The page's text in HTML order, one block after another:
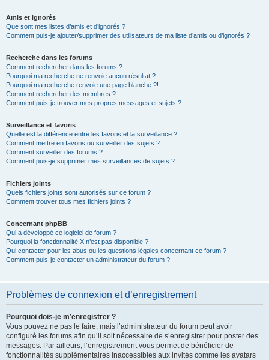
Amis et ignorés
Que sont mes listes d’amis et d’ignorés ?
Comment puis-je ajouter/supprimer des utilisateurs de ma liste d’amis ou d’ignorés ?
Recherche dans les forums
Comment rechercher dans les forums ?
Pourquoi ma recherche ne renvoie aucun résultat ?
Pourquoi ma recherche renvoie une page blanche ?!
Comment rechercher des membres ?
Comment puis-je trouver mes propres messages et sujets ?
Surveillance et favoris
Quelle est la différence entre les favoris et la surveillance ?
Comment mettre en favoris ou surveiller des sujets ?
Comment surveiller des forums ?
Comment puis-je supprimer mes surveillances de sujets ?
Fichiers joints
Quels fichiers joints sont autorisés sur ce forum ?
Comment trouver tous mes fichiers joints ?
Concernant phpBB
Qui a développé ce logiciel de forum ?
Pourquoi la fonctionnalité X n’est pas disponible ?
Qui contacter pour les abus ou les questions légales concernant ce forum ?
Comment puis-je contacter un administrateur du forum ?
Problèmes de connexion et d’enregistrement
Pourquoi dois-je m’enregistrer ?
Vous pouvez ne pas le faire, mais l’administrateur du forum peut avoir
configuré les forums afin qu’il soit nécessaire de s’enregistrer pour poster des
messages. Par ailleurs, l’enregistrement vous permet de bénéficier de
fonctionnalités supplémentaires inaccessibles aux invités comme les avatars